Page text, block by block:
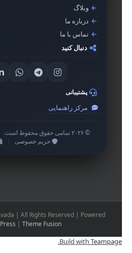
وبلاگ
درباره ما
تماس با ما
دنبال کنید
پشتیبانی
مرکز راهنمایی
© ۲۰۲۶ تمامی حقوق محفوظ است.
حریم خصوصی
| All Rights Reserved | Powered
| Theme Fusion
Build with Teampage
.